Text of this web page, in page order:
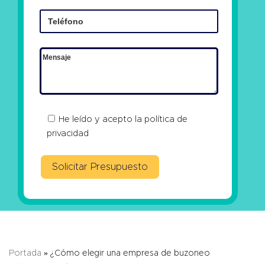
He leído y acepto la política de
privacidad
Portada » ¿Cómo elegir una empresa de buzoneo